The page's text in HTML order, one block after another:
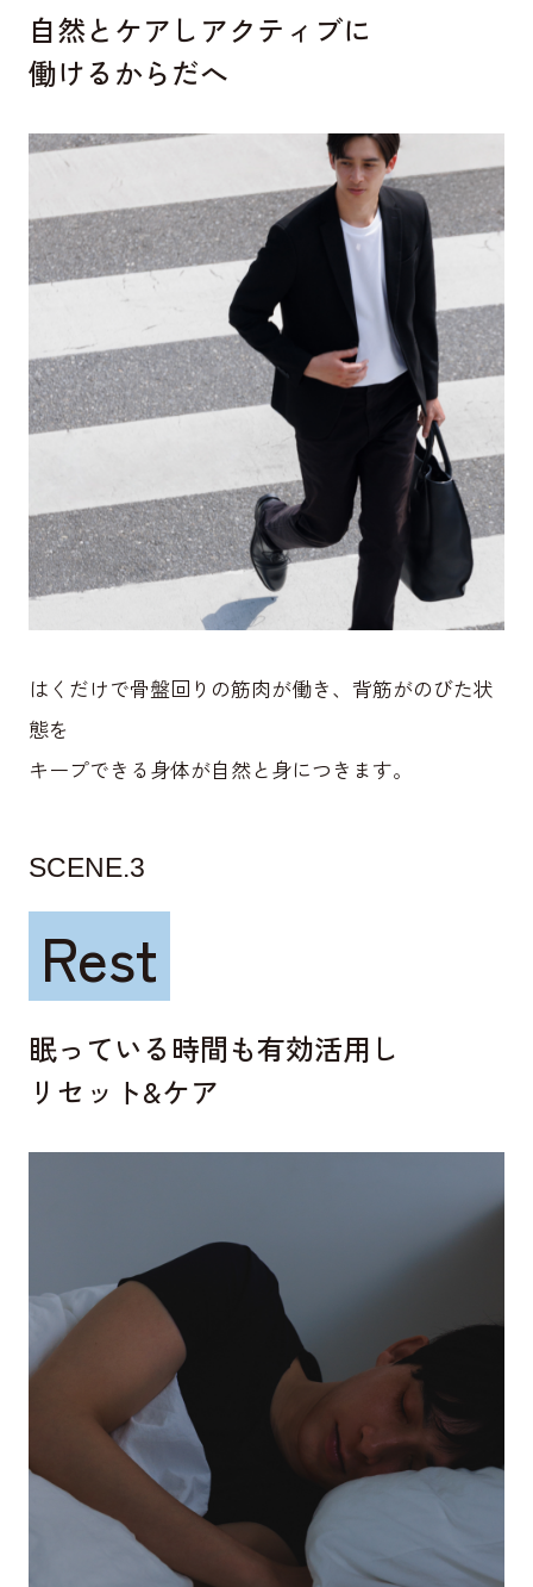
自然とケアしアクティブに
働けるからだへ
はくだけで骨盤回りの筋肉が働き、背筋がのびた状
態を
キープできる身体が自然と身につきます。
SCENE.3
Rest
眠っている時間も有効活用し
リセット&ケア